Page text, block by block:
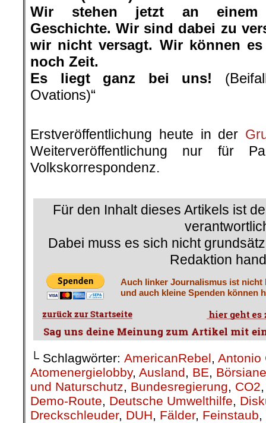
Wir stehen jetzt an einem
Geschichte. Wir sind dabei zu
wir nicht versagt. Wir können
noch Zeit.
Es liegt ganz bei uns!
Ovations)“
Erstveröffentlichung heute in der
Weiterveröffentlichung nur für
Volkskorrespondenz.
Für den Inhalt dieses Artikels ist
Dabei muss es sich nicht
Redaktion
Auch linker Journalismus ist nicht
und auch kleine Spenden können
└ Schlagwörter: AmericanRebel, Antonio
Atomenergielobby, Ausland, BE,
und Naturschutz, Bundesregierung, CO2
Demo-Route, Deutsche Umwelthilfe,
Dreckschleuder, DUH, Fälder, Feinstaub,